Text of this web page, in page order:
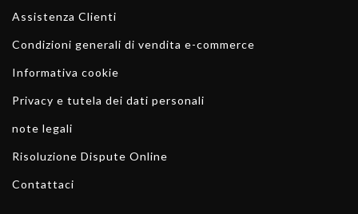
Assistenza Clienti
Condizioni generali di vendita e-commerce
Informativa cookie
Privacy e tutela dei dati personali
note legali
Risoluzione Dispute Online
Contattaci